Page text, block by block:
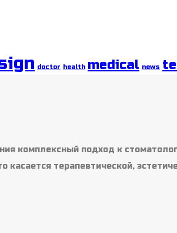
doctor health medical news
комплексный подход к
касается терапевтической,